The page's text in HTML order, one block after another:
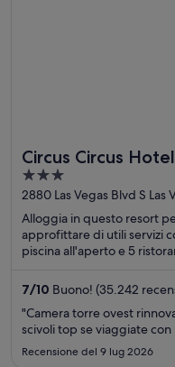
Circus Circus
3
out
of
5
2880 Las Vegas Blvd S Las
Alloggia in questo resort
approfittare di utili servizi
piscina all'aperto e 5
Nelle vicinanze si trovano i
Circus Hotel & Casino e The
7/10 Buono! (35.242
"Camera torre ovest
scivoli top se viaggiate
Recensione del 9 lug 2026